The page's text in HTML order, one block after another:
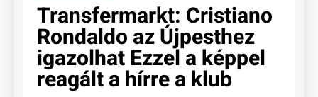
Transfermarkt: Cristiano
Rondaldo az Újpesthez
igazolhat Ezzel a képpel
reagált a hírre a klub